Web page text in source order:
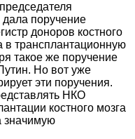
дала поручение
доноров костного
трансплантационную
такое же поручение
Но вот уже
эти поручения.
НКО
костного мозга
значимую